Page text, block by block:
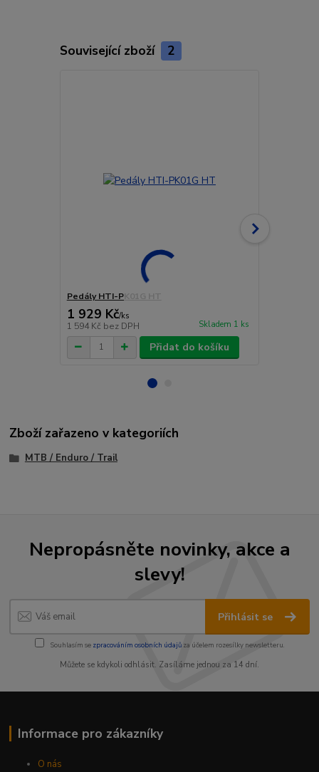
Související zboží 2
Pedály HTI-PK01G HT
1 929 Kč/ks
1 594 Kč bez DPH Skladem 1 ks
Přidat do košíku
Zboží zařazeno v kategoriích
MTB / Enduro / Trail
Nepropásněte novinky, akce a
slevy!
Přihlásit se
Souhlasím se zpracováním osobních údajůza účelem rozesílky newsletteru.
Můžete se kdykoli odhlásit. Zasíláme jednou za 14 dní.
Informace pro zákazníky
O nás